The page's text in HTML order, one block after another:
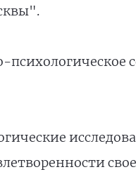
психологическое